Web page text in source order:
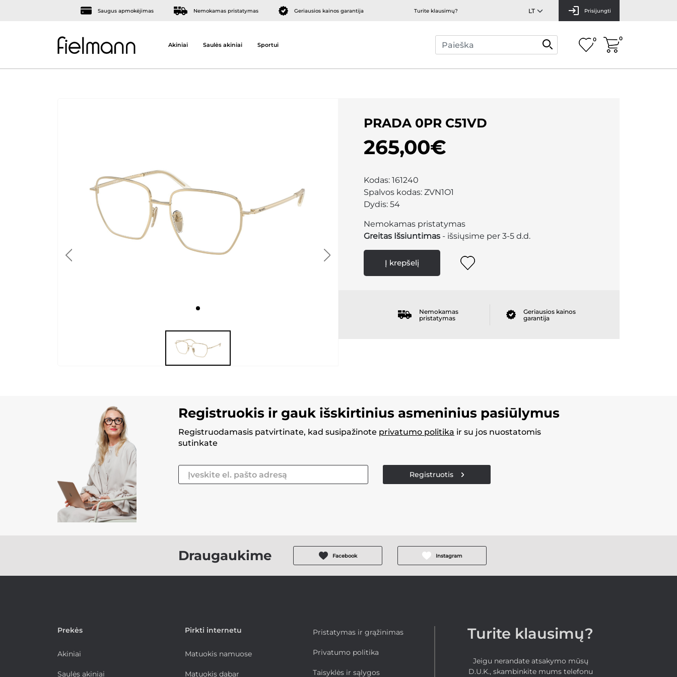
Saugus apmokėjimas Nemokamas pristatymas Geriausios kainos garantija Turite klausimų? Prisijungti
Akiniai Saulės akiniai Sportui
0 0
PRADA 0PR C51VD
265,00€
Kodas: 161240
Spalvos kodas: ZVN1O1
Dydis: 54
Nemokamas pristatymas
Greitas Išsiuntimas - išsiųsime per 3-5 d.d.
Į krepšelį
Nemokamas
pristatymas
Geriausios kainos
garantija
Registruokis ir gauk išskirtinius asmeninius pasiūlymus
Registruodamasis patvirtinate, kad susipažinote privatumo politika ir su jos nuostatomis
sutinkate
Registruotis
Draugaukime Facebook Instagram
Prekės
Akiniai
Saulės akiniai
Pirkti internetu
Matuokis namuose
Matuokis dabar
Pristatymas ir grąžinimas
Privatumo politika
Taisyklės ir sąlygos
Turite klausimų?
Jeigu nerandate atsakymo mūsų
D.U.K., skambinkite mums telefonu